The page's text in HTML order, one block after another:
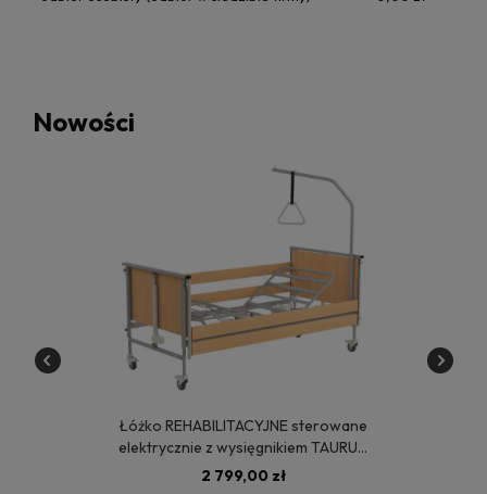
Nowości
Łóżko REHABILITACYJNE sterowane
elektrycznie z wysięgnikiem TAURUS
2 - POLSKA PRODUKCJA
2 799,00 zł